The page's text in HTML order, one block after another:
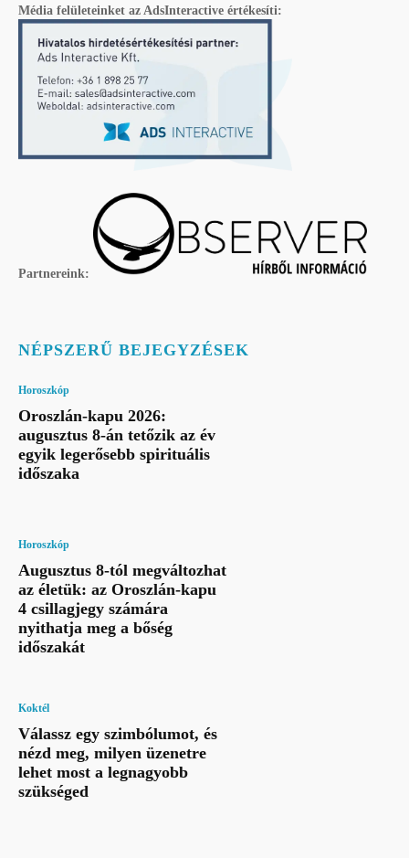
Média felületeinket az AdsInteractive értékesíti:
Partnereink:
NÉPSZERŰ BEJEGYZÉSEK
Horoszkóp
Oroszlán-kapu 2026:
augusztus 8-án tetőzik az év
egyik legerősebb spirituális
időszaka
Horoszkóp
Augusztus 8-tól megváltozhat
az életük: az Oroszlán-kapu
4 csillagjegy számára
nyithatja meg a bőség
időszakát
Koktél
Válassz egy szimbólumot, és
nézd meg, milyen üzenetre
lehet most a legnagyobb
szükséged